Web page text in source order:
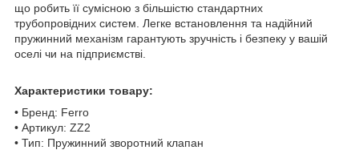
що робить її сумісною з більшістю стандартних
трубопровідних систем. Легке встановлення та надійний
пружинний механізм гарантують зручність і безпеку у вашій
оселі чи на підприємстві.
Характеристики товару:
• Бренд: Ferro
• Артикул: ZZ2
• Тип: Пружинний зворотний клапан